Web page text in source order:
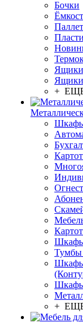
Бочки
Ящики
Ящики
+
Шкафы
Шкафы
Тумбы
Шкафы
Шкафы
+